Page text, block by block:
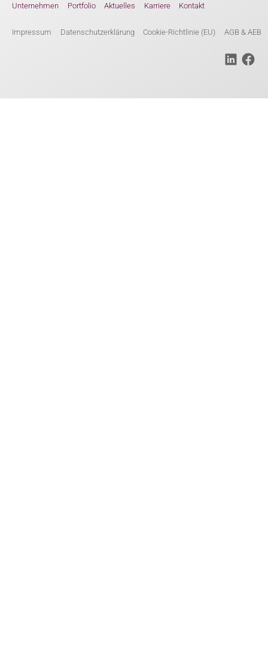
Unternehmen Portfolio Aktuelles Karriere Kontakt
Impressum Datenschutzerklärung Cookie-Richtlinie (EU) AGB & AEB